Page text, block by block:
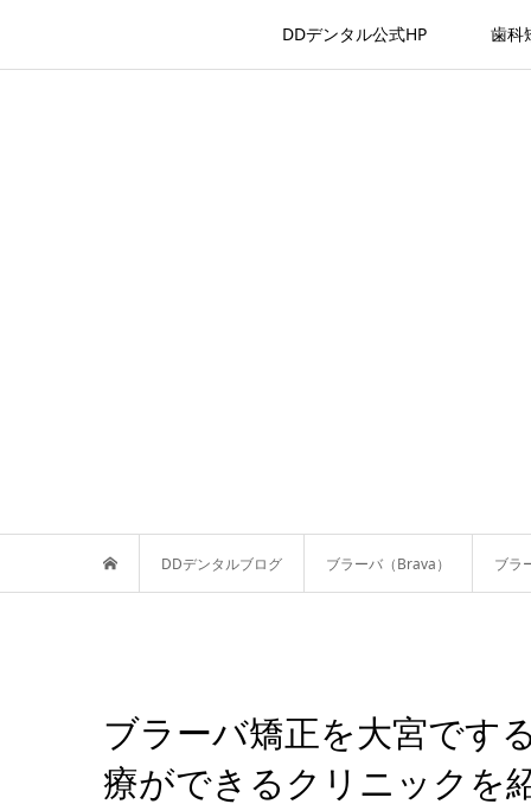
DDデンタル公式HP 歯科
DDデンタルブログ ブラーバ（Brava） ブラ
ブラーバ矯正を大宮です
療ができるクリニックを